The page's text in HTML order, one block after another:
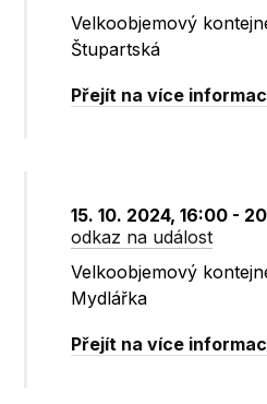
Velkoobjemový
Štupartská
Přejít na více
15. 10. 2024, 16:00 -
odkaz na událost
Velkoobjemový
Mydlářka
Přejít na více